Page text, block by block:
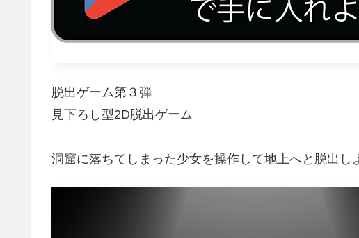
脱出ゲーム第３弾
見下ろし型2D脱出ゲーム
洞窟に落ちてしまった少女を操作して地上へと脱出し